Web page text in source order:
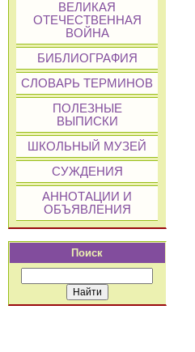
ВЕЛИКАЯ
ОТЕЧЕСТВЕННАЯ
ВОЙНА
БИБЛИОГРАФИЯ
СЛОВАРЬ ТЕРМИНОВ
ПОЛЕЗНЫЕ
ВЫПИСКИ
ШКОЛЬНЫЙ МУЗЕЙ
СУЖДЕНИЯ
АННОТАЦИИ И
ОБЪЯВЛЕНИЯ
Поиск